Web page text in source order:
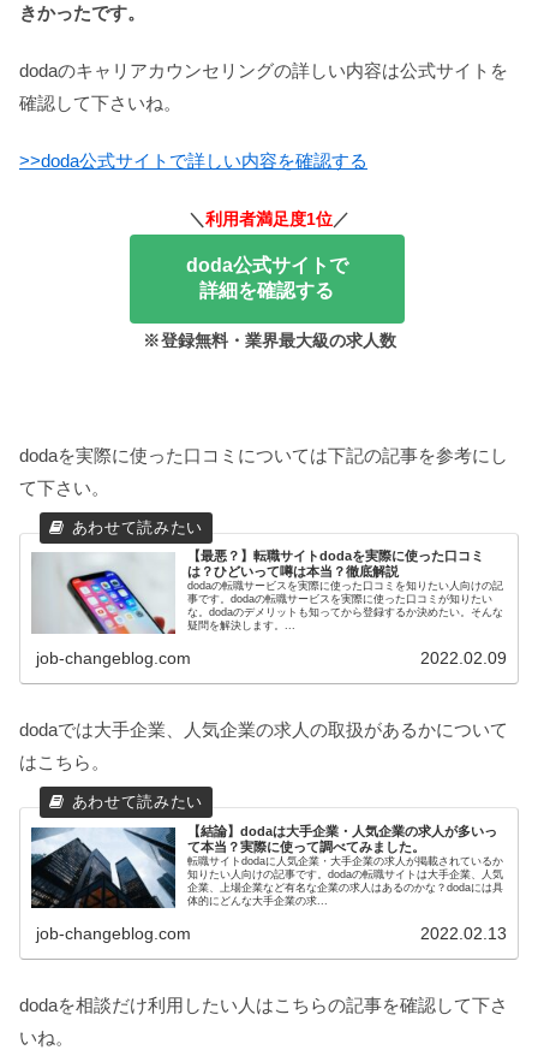
きかったです。
dodaのキャリアカウンセリングの詳しい内容は公式サイトを
確認して下さいね。
>>doda公式サイトで詳しい内容を確認する
＼利用者満足度1位／
doda公式サイトで
詳細を確認する
※登録無料・業界最大級の求人数
dodaを実際に使った口コミについては下記の記事を参考にし
て下さい。
【最悪？】転職サイトdodaを実際に使った口コミ
は？ひどいって噂は本当？徹底解説
dodaの転職サービスを実際に使った口コミを知りたい人向けの記
事です。dodaの転職サービスを実際に使った口コミが知りたい
な。dodaのデメリットも知ってから登録するか決めたい。そんな
疑問を解決します。...
job-changeblog.com 2022.02.09
dodaでは大手企業、人気企業の求人の取扱があるかについて
はこちら。
【結論】dodaは大手企業・人気企業の求人が多いっ
て本当？実際に使って調べてみました。
転職サイトdodaに人気企業・大手企業の求人が掲載されているか
知りたい人向けの記事です。dodaの転職サイトは大手企業、人気
企業、上場企業など有名な企業の求人はあるのかな？dodaには具
体的にどんな大手企業の求...
job-changeblog.com 2022.02.13
dodaを相談だけ利用したい人はこちらの記事を確認して下さ
いね。